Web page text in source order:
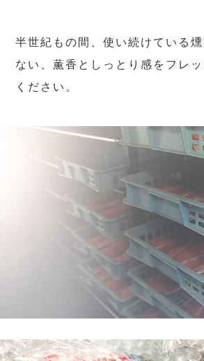
半世紀もの間、使い続けている
ない、薫香としっとり感をフレ
ください。